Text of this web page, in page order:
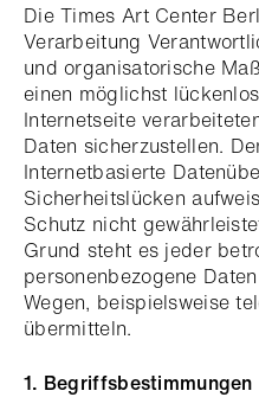
Die Times Art Center
Verarbeitung
und organisatorische
einen möglichst
Internetseite
Daten sicherzustellen.
Internetbasierte
Sicherheitslücken
Schutz nicht
Grund steht es jeder
personenbezogene
Wegen, beispielsweise
übermitteln.
1. Begriffsbestimmungen